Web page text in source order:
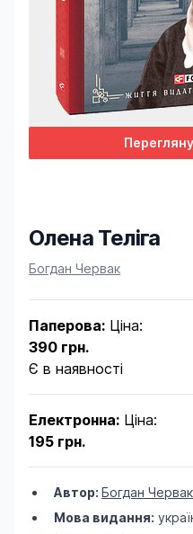
Олена Теліга
Product information
Богдан Червак
Паперова: Ціна:
390 грн.
Є в наявності
Електронна: Ціна:
195 грн.
Автор: Богдан Червак
Мова видання: